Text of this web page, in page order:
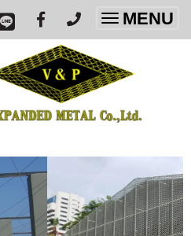
Toggle
MENU